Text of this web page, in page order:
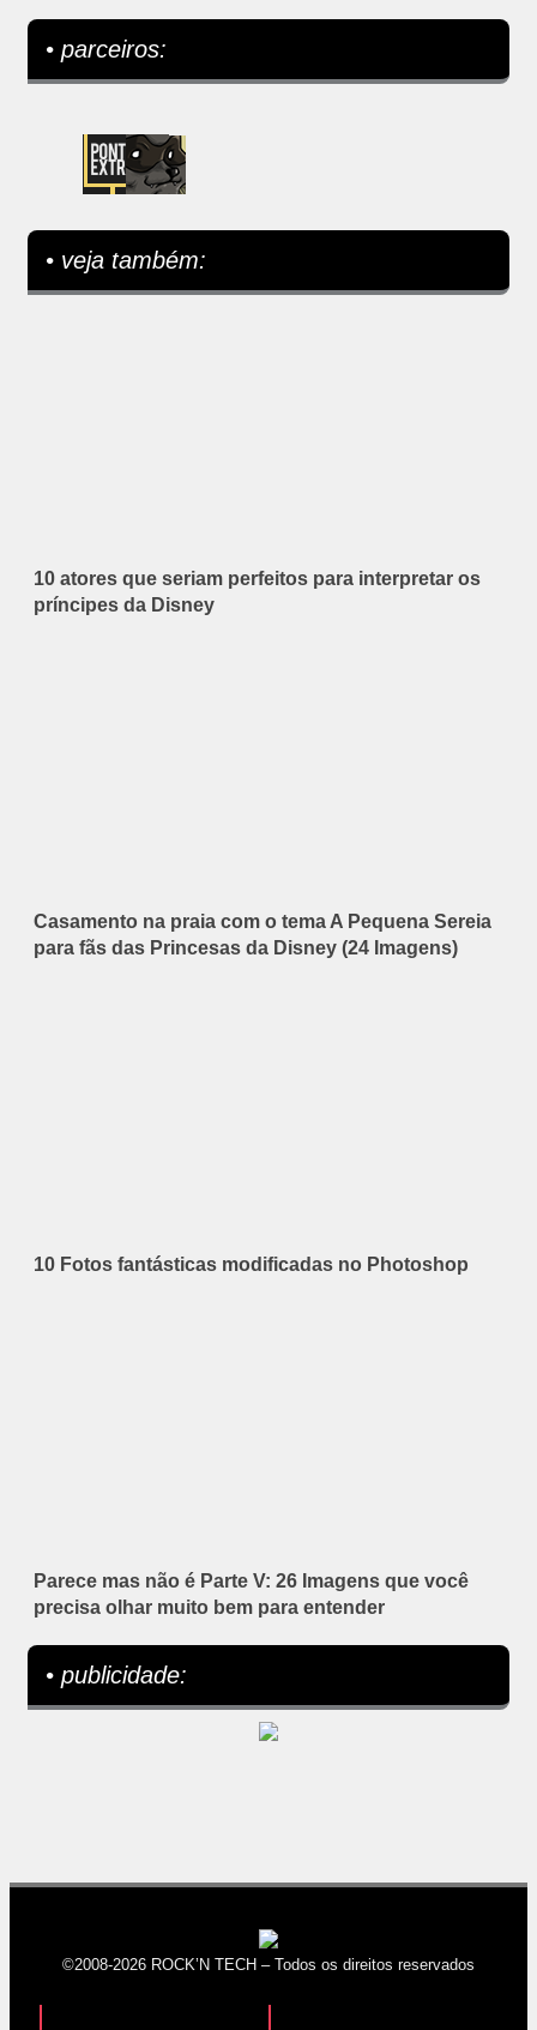
• parceiros:
• veja também:
10 atores que seriam perfeitos para interpretar os
príncipes da Disney
Casamento na praia com o tema A Pequena Sereia
para fãs das Princesas da Disney (24 Imagens)
10 Fotos fantásticas modificadas no Photoshop
Parece mas não é Parte V: 26 Imagens que você
precisa olhar muito bem para entender
• publicidade:
©2008-2026 ROCK’N TECH – Todos os direitos reservados